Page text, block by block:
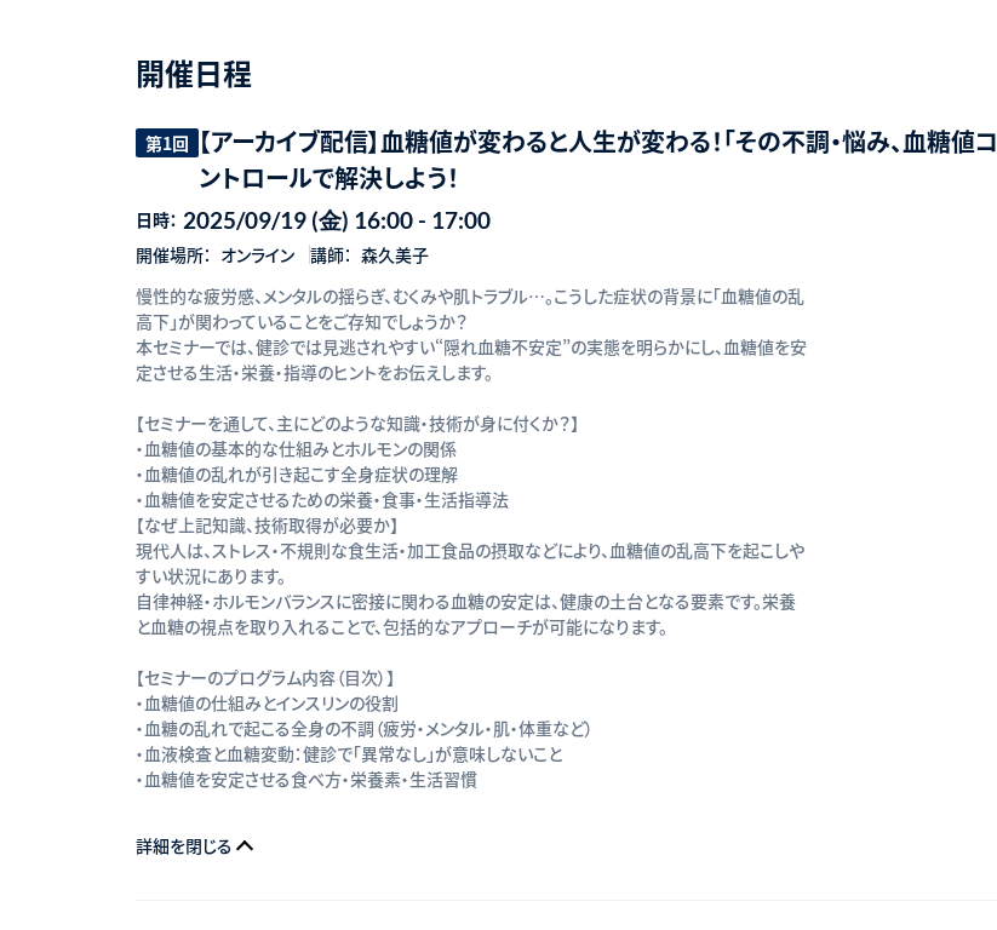
開催日程
第1回 【アーカイブ配信】血糖値が変わると人生が変わる！「その不調・悩み、血糖値コ
ントロールで解決しよう！
日時： 2025/09/19 (金) 16:00 - 17:00
開催場所： オンライン 講師： 森久美子
慢性的な疲労感、メンタルの揺らぎ、むくみや肌トラブル…。こうした症状の背景に「血糖値の乱
高下」が関わっていることをご存知でしょうか？
本セミナーでは、健診では見逃されやすい“隠れ血糖不安定”の実態を明らかにし、血糖値を安
定させる生活・栄養・指導のヒントをお伝えします。
【セミナーを通して、主にどのような知識・技術が身に付くか？】
・血糖値の基本的な仕組みとホルモンの関係
・血糖値の乱れが引き起こす全身症状の理解
・血糖値を安定させるための栄養・食事・生活指導法
【なぜ上記知識、技術取得が必要か】
現代人は、ストレス・不規則な食生活・加工食品の摂取などにより、血糖値の乱高下を起こしや
すい状況にあります。
自律神経・ホルモンバランスに密接に関わる血糖の安定は、健康の土台となる要素です。栄養
と血糖の視点を取り入れることで、包括的なアプローチが可能になります。
【セミナーのプログラム内容（目次）】
・血糖値の仕組みとインスリンの役割
・血糖の乱れで起こる全身の不調（疲労・メンタル・肌・体重など）
・血液検査と血糖変動：健診で「異常なし」が意味しないこと
・血糖値を安定させる食べ方・栄養素・生活習慣
詳細を閉じる